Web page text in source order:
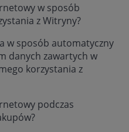
w sposób
z Witryny?
w sposób automatyczny
danych zawartych w
korzystania z
podczas